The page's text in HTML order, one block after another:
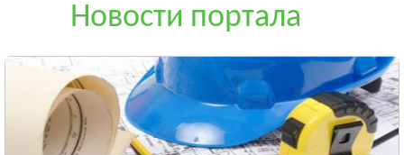
Андрушёвка
Смотреть всё
ЗАКАРПАТСКАЯ ОБЛАСТЬ
Ужгород
Чоп
Новости портала